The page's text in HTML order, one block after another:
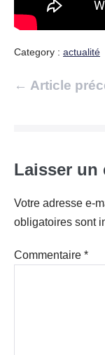
Category : actualité
Navigation
← Article
Laisser un
Votre adresse e-
obligatoires sont
Commentaire *